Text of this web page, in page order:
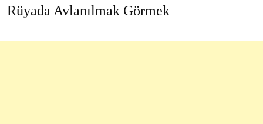
Rüyada Avlanılmak Görmek